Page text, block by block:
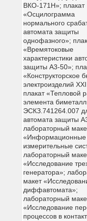
ВКО-171Н»; плакат
«Осцилограмма
нормального
автомата защиты
однофазного»;
«Времятоковые
характеристики
защиты А3-50»;
«Конструкторское
электроизделий
плакат «Тепловой
элемента
ЭСКЗ.741264.007
автомата защиты
лабораторный
«Информационные
измерительные
лабораторный
«Исследование
генератора»;
макет
диффавтомата»;
лабораторный
«Исследование
процессов в